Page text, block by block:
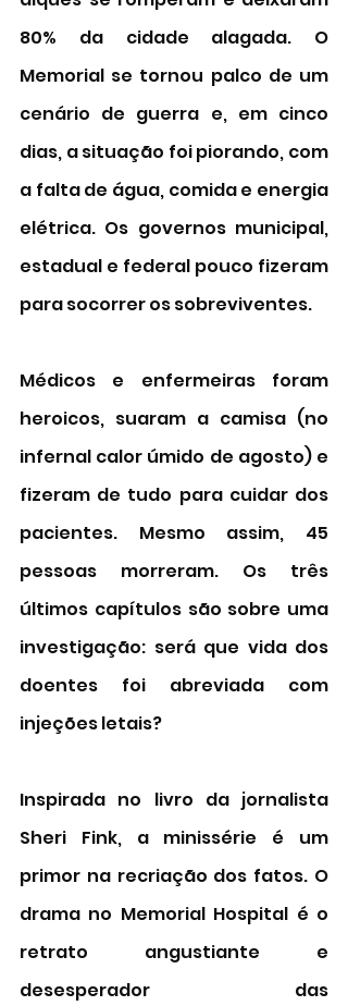
80% da cidade alagada. O
Memorial se tornou palco de um
cenário de guerra e, em cinco
dias, a situação foi piorando, com
a falta de água, comida e energia
elétrica. Os governos municipal,
estadual e federal pouco fizeram
para socorrer os sobreviventes.
Médicos e enfermeiras foram
heroicos, suaram a camisa (no
infernal calor úmido de agosto) e
fizeram de tudo para cuidar dos
pacientes. Mesmo assim, 45
pessoas morreram. Os três
últimos capítulos são sobre uma
investigação: será que vida dos
doentes foi abreviada com
injeções letais?
Inspirada no livro da jornalista
Sheri Fink, a minissérie é um
primor na recriação dos fatos. O
drama no Memorial Hospital é o
retrato angustiante e
desesperador das